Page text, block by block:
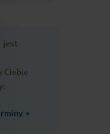
jest
Ciebie
»